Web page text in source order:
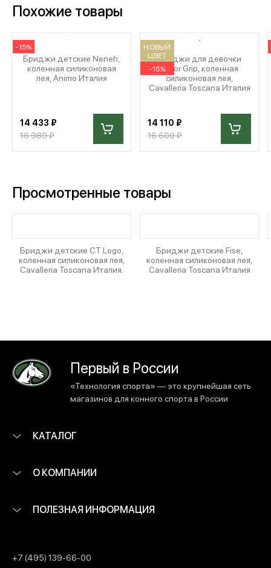
Похожие товары
-15%
Бриджи детские Neneh,
коленная силиконовая
лея, Animo Италия
14 433 ₽
16 980 ₽
НОВЫЙ
ЦВЕТ
-15%
Бриджи для девочки
Color Grip, коленная
силиконовая лея,
Cavalleria Toscana Италия
14 110 ₽
16 600 ₽
Просмотренные товары
Бриджи детские CT Logo,
коленная силиконовая лея,
Cavalleria Toscana Италия.
Бриджи детские Fise,
коленная силиконовая лея,
Cavalleria Toscana Италия
Первый в России
«Технология спорта» — это крупнейшая сеть
магазинов для конного спорта в России
КАТАЛОГ
О КОМПАНИИ
ПОЛЕЗНАЯ ИНФОРМАЦИЯ
+7 (495) 139-66-00